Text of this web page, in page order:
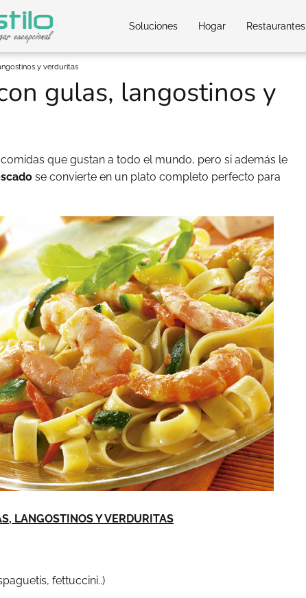
Soluciones Hogar Restaurantes
y verduritas
gulas, langostinos y
que gustan a todo el mundo, pero si además le
se convierte en un plato completo perfecto para
LANGOSTINOS Y VERDURITAS
fettuccini..)